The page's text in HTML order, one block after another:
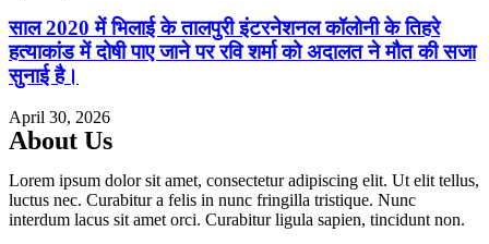
साल 2020 में भिलाई के तालपुरी इंटरनेशनल कॉलोनी के तिहरे
हत्याकांड में दोषी पाए जाने पर रवि शर्मा को अदालत ने मौत की सजा
सुनाई है।
April 30, 2026
About Us
Lorem ipsum dolor sit amet, consectetur adipiscing elit. Ut elit tellus,
luctus nec. Curabitur a felis in nunc fringilla tristique. Nunc
interdum lacus sit amet orci. Curabitur ligula sapien, tincidunt non.